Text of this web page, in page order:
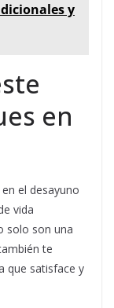
y
en
el desayuno
vida
solo son una
te
que satisface y